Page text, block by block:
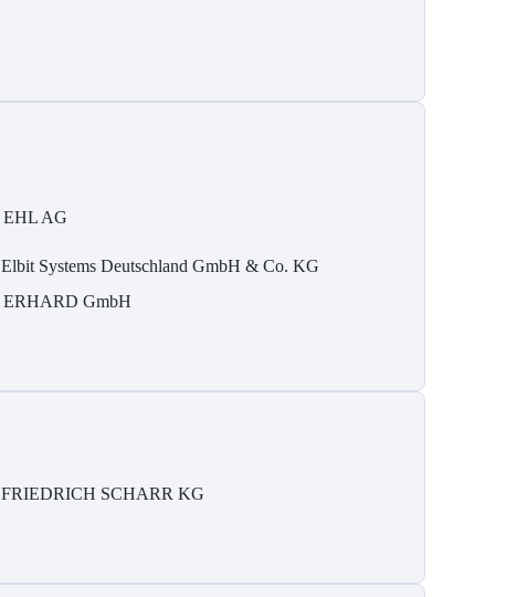
EHL AG
Elbit Systems Deutschland GmbH & Co. KG
ERHARD GmbH
FRIEDRICH SCHARR KG